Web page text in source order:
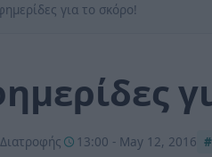
για το σκόρο!
13:00 - May 12, 2016